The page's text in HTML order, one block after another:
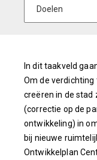
In dit taakveld
Om de
creëren in de
(correctie op de
ontwikkeling) in
bij nieuwe
Ontwikkelplan